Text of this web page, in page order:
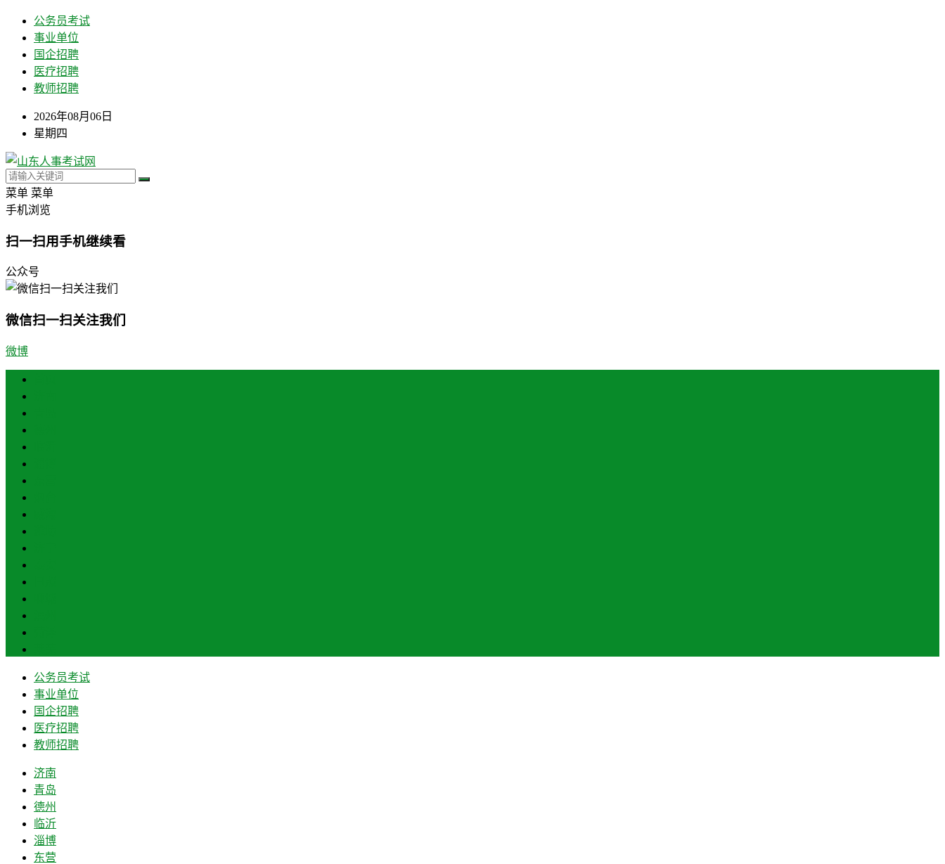
公务员考试
事业单位
国企招聘
医疗招聘
教师招聘
2026年08月06日
星期四
菜单 菜单
手机浏览
扫一扫用手机继续看
公众号
微信扫一扫关注我们
微博
公务员考试
事业单位
国企招聘
医疗招聘
教师招聘
济南
青岛
德州
临沂
淄博
东营